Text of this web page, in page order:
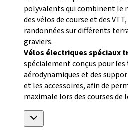
polyvalents qui combinent le
des vélos de course et des
randonnées sur différents
graviers.
Vélos électriques spéciaux
spécialement conçus pour
aérodynamiques et des
et les accessoires, afin de
maximale lors des courses de